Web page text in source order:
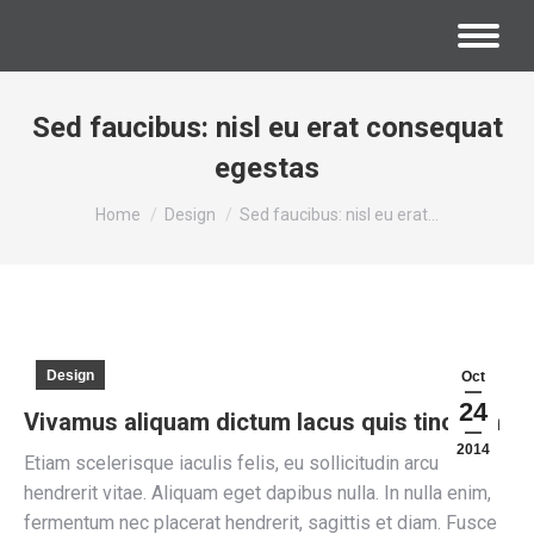
Sed faucibus: nisl eu erat consequat
egestas
You are here:
Home Design Sed faucibus: nisl eu erat…
Oct
24
2014
Design
Vivamus aliquam dictum lacus quis tincidun
Etiam scelerisque iaculis felis, eu sollicitudin arcu
hendrerit vitae. Aliquam eget dapibus nulla. In nulla enim,
fermentum nec placerat hendrerit, sagittis et diam. Fusce